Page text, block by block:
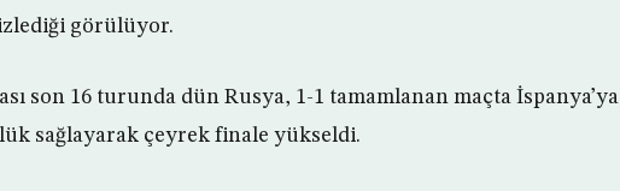
görülüyor.
son 16 turunda dün Rusya, 1-1 tamamlanan maçta İspanya’ya
sağlayarak çeyrek finale yükseldi.